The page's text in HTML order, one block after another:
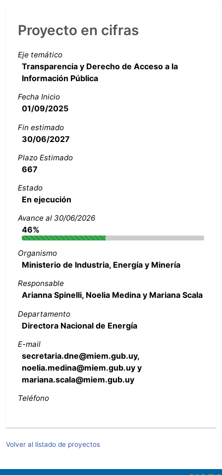
Proyecto en cifras
Eje temático
Transparencia y Derecho de Acceso a la
Información Pública
Fecha Inicio
01/09/2025
Fin estimado
30/06/2027
Plazo Estimado
667
Estado
En ejecución
Avance al 30/06/2026
46%
Organismo
Ministerio de Industria, Energía y Minería
Responsable
Arianna Spinelli, Noelia Medina y Mariana Scala
Departamento
Directora Nacional de Energía
E-mail
secretaria.dne@miem.gub.uy,
noelia.medina@miem.gub.uy y
mariana.scala@miem.gub.uy
Teléfono
Volver al listado de proyectos